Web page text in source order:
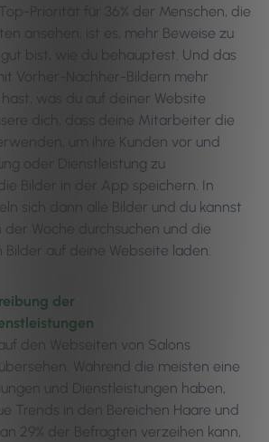
Priorität für 36% der Menschen, die
ansehen, ist es, mehr Beweise zu
bist, wie du behauptest. Und das
Vorher-Nachher-Bildern mehr
was du auf deiner Website
dich, dass deine Mitarbeiter die
um ihre Kunden vor und
oder Dienstleistung zu
Bilder in der App speichern. In
sich dann alle Bilder und du kannst
der Woche durchsuchen und die
auf deine Webseite laden.
der
den Webseiten von Salons
Während die meisten eine
und Dienstleistungen haben,
Trends in den Bereichen Haare und
29% der Befragten verzeihen kann,